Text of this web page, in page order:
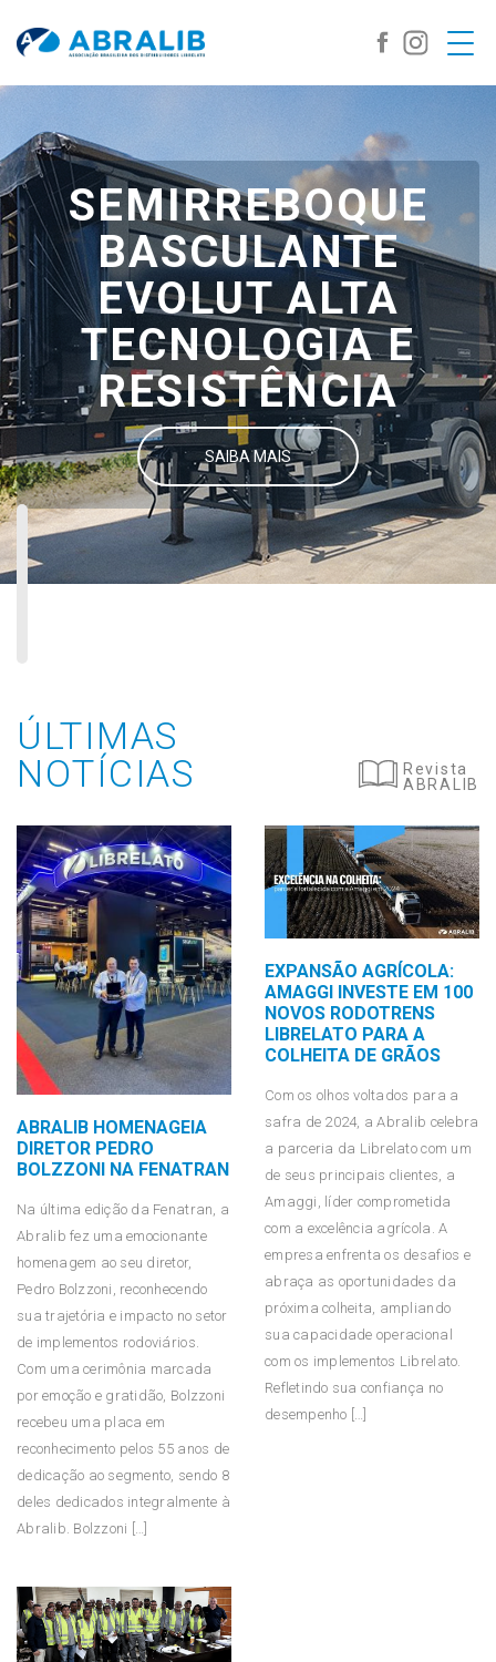
SEMIRREBOQUE
BASCULANTE
EVOLUT ALTA
TECNOLOGIA E
RESISTÊNCIA
SAIBA MAIS
ÚLTIMAS
NOTÍCIAS
Revista
ABRALIB
ABRALIB HOMENAGEIA
DIRETOR PEDRO
BOLZZONI NA FENATRAN
Na última edição da Fenatran, a
Abralib fez uma emocionante
homenagem ao seu diretor,
Pedro Bolzzoni, reconhecendo
sua trajetória e impacto no setor
de implementos rodoviários.
Com uma cerimônia marcada
por emoção e gratidão, Bolzzoni
recebeu uma placa em
reconhecimento pelos 55 anos de
dedicação ao segmento, sendo 8
deles dedicados integralmente à
Abralib. Bolzzoni […]
EXPANSÃO AGRÍCOLA:
AMAGGI INVESTE EM 100
NOVOS RODOTRENS
LIBRELATO PARA A
COLHEITA DE GRÃOS
Com os olhos voltados para a
safra de 2024, a Abralib celebra
a parceria da Librelato com um
de seus principais clientes, a
Amaggi, líder comprometida
com a excelência agrícola. A
empresa enfrenta os desafios e
abraça as oportunidades da
próxima colheita, ampliando
sua capacidade operacional
com os implementos Librelato.
Refletindo sua confiança no
desempenho […]